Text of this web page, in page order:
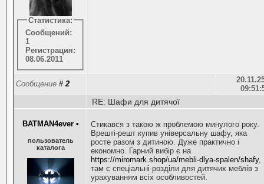
Статистика:
Сообщений:
1
Регистрация:
08.06.2011
Сообщение#2
RE: Шафи для дитячої
BATMAN4ever •
пользователь
каталога
Стикався з такою ж проблемою минулого року.
Врешті-решт купив універсальну шафу, яка
росте разом з дитиною. Дуже практично і
економно. Гарний вибір є на
https://miromark.shop/ua/mebli-dlya-spalen/shafy,
там є спеціальні розділи для дитячих меблів з
урахуванням всіх особливостей.